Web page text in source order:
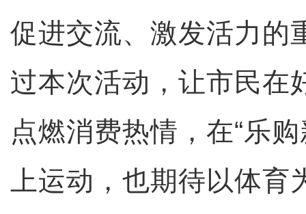
促进交流、激发活力的
过本次活动，让市民在
点燃消费热情，在“乐
上运动，也期待以体